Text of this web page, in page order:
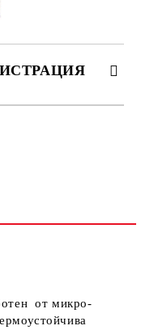
ден.
от микро-